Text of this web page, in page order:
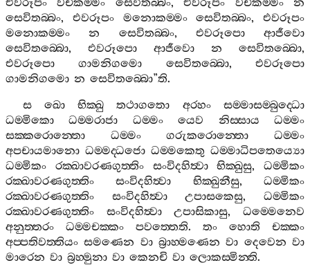
එවරූපං
වචීකම‍්මං සෙවිතබ‍්බං,එවරූපං වචීකම‍්මං
න
සෙවිතබ‍්බං, එවරූපං මනොකම‍්මං සෙවිතබ‍්බං, එවරූපං
මනොකම‍්මං
න සෙවිතබ‍්බං, එවරූපො
ආජීවො
සෙවිතබ‍්බො, එවරූපො ආජීවො න සෙවිතබ‍්බො,
එවරූපො
ගාමනිගමො සෙවිතබ‍්බො,එවරූපො
ගාමනිගමො න සෙවිතබ‍්බො”ති.
ස
ඛො භික‍්ඛු තථාගතො අරහං
සම‍්මාසම‍්බුද‍්ධො
ධම‍්මිකො
ධම‍්මරාජා ධම‍්මං යෙව නිස‍්සාය
ධම‍්මං
සක‍්කරොන‍්තො
ධම‍්මං ගරුකරොන‍්තො
ධම‍්මං
අපචායමානො ධම‍්මද‍්ධජො ධම‍්මකෙතු ධම‍්මාධිපතෙය්‍යො
ධම‍්මිකං
රක‍්ඛාවරණගුත‍්තිං සංවිදහිත්‍වා භික‍්ඛුසු, ධම‍්මිකං
රක‍්ඛාවරණගුත‍්තිං
සංවිදහිත්‍වා භික‍්ඛුනීසු,ධම‍්මිකං
රක‍්ඛාවරණගුත‍්තිං
සංවිදහිත්‍වා උපාසකෙසු,ධම‍්මිකං
රක‍්ඛාවරණගුත‍්තිං
සංවිදහිත්‍වා උපාසිකාසු,ධම‍්මෙනෙව
අනුත‍්තරං
ධම‍්මචක‍්කං පවත‍්තෙති. තං හොති
චක‍්කං
අප‍්පතිවත‍්තියං සමණෙන වා බ්‍රාහ‍්මණෙන වා දෙවෙන වා
මාරෙන වා බ්‍රහ‍්මුනා වා කෙනචි වා ලොකස‍්මින‍්ති.